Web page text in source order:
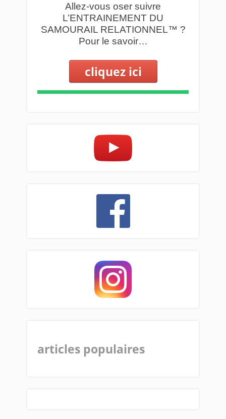
Allez-vous oser suivre
L’ENTRAINEMENT DU
SAMOURAIL RELATIONNEL™ ?
Pour le savoir…
cliquez ici
articles populaires